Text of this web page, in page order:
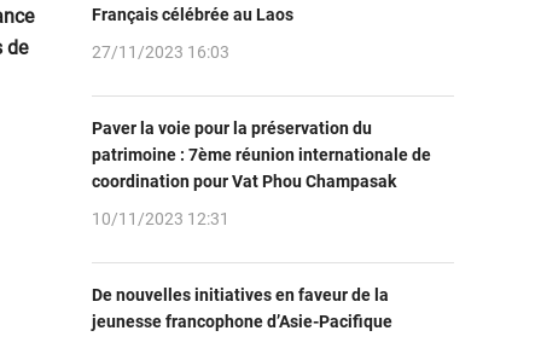
de
Français célébrée au Laos
27/11/2023 16:03
Paver la voie pour la préservation du
patrimoine : 7ème réunion internationale de
coordination pour Vat Phou Champasak
10/11/2023 12:31
De nouvelles initiatives en faveur de la
jeunesse francophone d’Asie-Pacifique